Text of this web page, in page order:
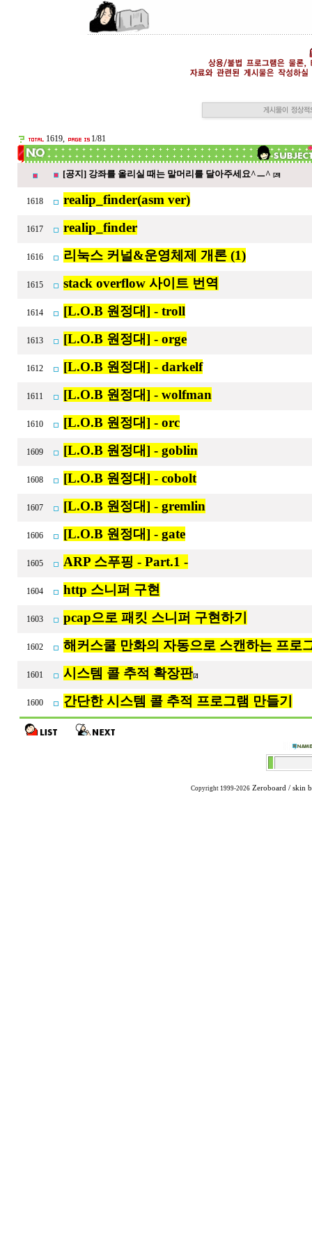
1619, 1/81
[공지] 강좌를 올리실 때는 말머리를 달아주세요^ㅡ^ [29]
1618 realip_finder(asm ver)
1617 realip_finder
1616 리눅스 커널&운영체제 개론 (1)
1615 stack overflow 사이트 번역
1614 [L.O.B 원정대] - troll
1613 [L.O.B 원정대] - orge
1612 [L.O.B 원정대] - darkelf
1611 [L.O.B 원정대] - wolfman
1610 [L.O.B 원정대] - orc
1609 [L.O.B 원정대] - goblin
1608 [L.O.B 원정대] - cobolt
1607 [L.O.B 원정대] - gremlin
1606 [L.O.B 원정대] - gate
1605 ARP 스푸핑 - Part.1 -
1604 http 스니퍼 구현
1603 pcap으로 패킷 스니퍼 구현하기
1602 해커스쿨 만화의 자동으로 스캔하는 프로
1601 시스템 콜 추적 확장판[2]
1600 간단한 시스템 콜 추적 프로그램 만들기
Copyright 1999-2026 Zeroboard / skin